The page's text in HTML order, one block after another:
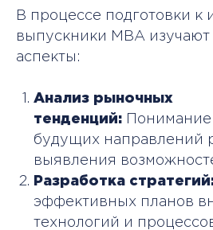
В процессе подготовки к
выпускники МВА
аспекты:
Анализ рыночных
тенденций:
будущих направлений
выявления
Разработка
эффективных планов
технологий и
НА ВСЕ КУРСЫ И
Оставить заявку